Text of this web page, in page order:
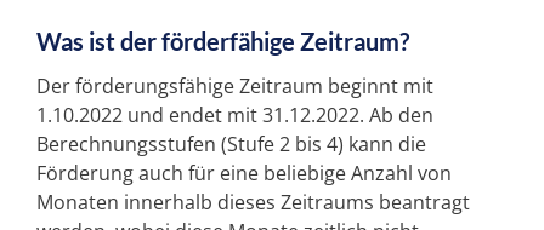
Was ist der förderfähige Zeitraum?
Der förderungsfähige Zeitraum beginnt mit
1.10.2022 und endet mit 31.12.2022. Ab den
Berechnungsstufen (Stufe 2 bis 4) kann die
Förderung auch für eine beliebige Anzahl von
Monaten innerhalb dieses Zeitraums beantragt